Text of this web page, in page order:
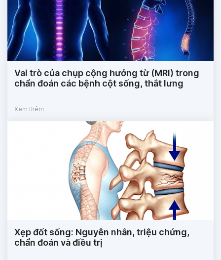
Vai trò của chụp cộng hưởng từ (MRI) trong
chẩn đoán các bệnh cột sống, thắt lưng
Xem thêm
Xẹp đốt sống: Nguyên nhân, triệu chứng,
chẩn đoán và điều trị